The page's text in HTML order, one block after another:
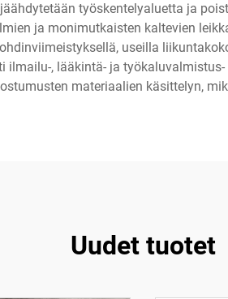
työskentelyaluetta ja
ja monimutkaisten kaltevien
useilla
, lääkintä- ja
materiaalien käsittelyn,
Uudet tuotet